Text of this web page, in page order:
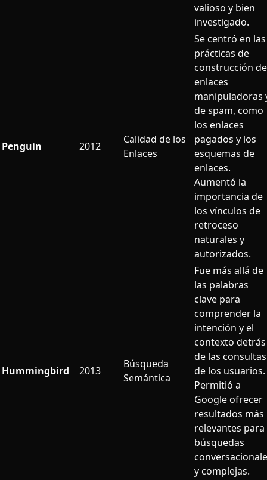
valioso y bien
investigado.
Penguin 2012
Calidad de los
Enlaces
Se centró en las
prácticas de
construcción de
enlaces
manipuladoras
de spam, como
los enlaces
pagados y los
esquemas de
enlaces.
Aumentó la
importancia de
los vínculos de
retroceso
naturales y
autorizados.
Hummingbird 2013
Búsqueda
Semántica
Fue más allá de
las palabras
clave para
comprender la
intención y el
contexto detrás
de las consultas
de los usuarios.
Permitió a
Google ofrecer
resultados más
relevantes para
búsquedas
y complejas.